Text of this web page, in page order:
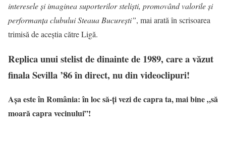
interesele și imaginea suporterilor steliști, promovând valorile și
performanța clubului Steaua București”, mai arată în scrisoarea
trimisă de aceștia către Ligă.
Replica unui stelist de dinainte de 1989, care a văzut
finala Sevilla ’86 în direct, nu din videoclipuri!
Așa este în România: în loc să-ți vezi de capra ta, mai bine „să
moară capra vecinului”!